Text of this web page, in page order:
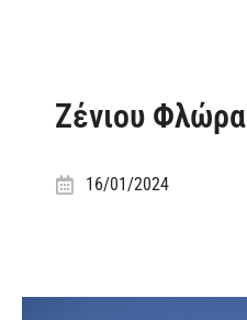
Ζένιου Φλώρα
16/01/2024